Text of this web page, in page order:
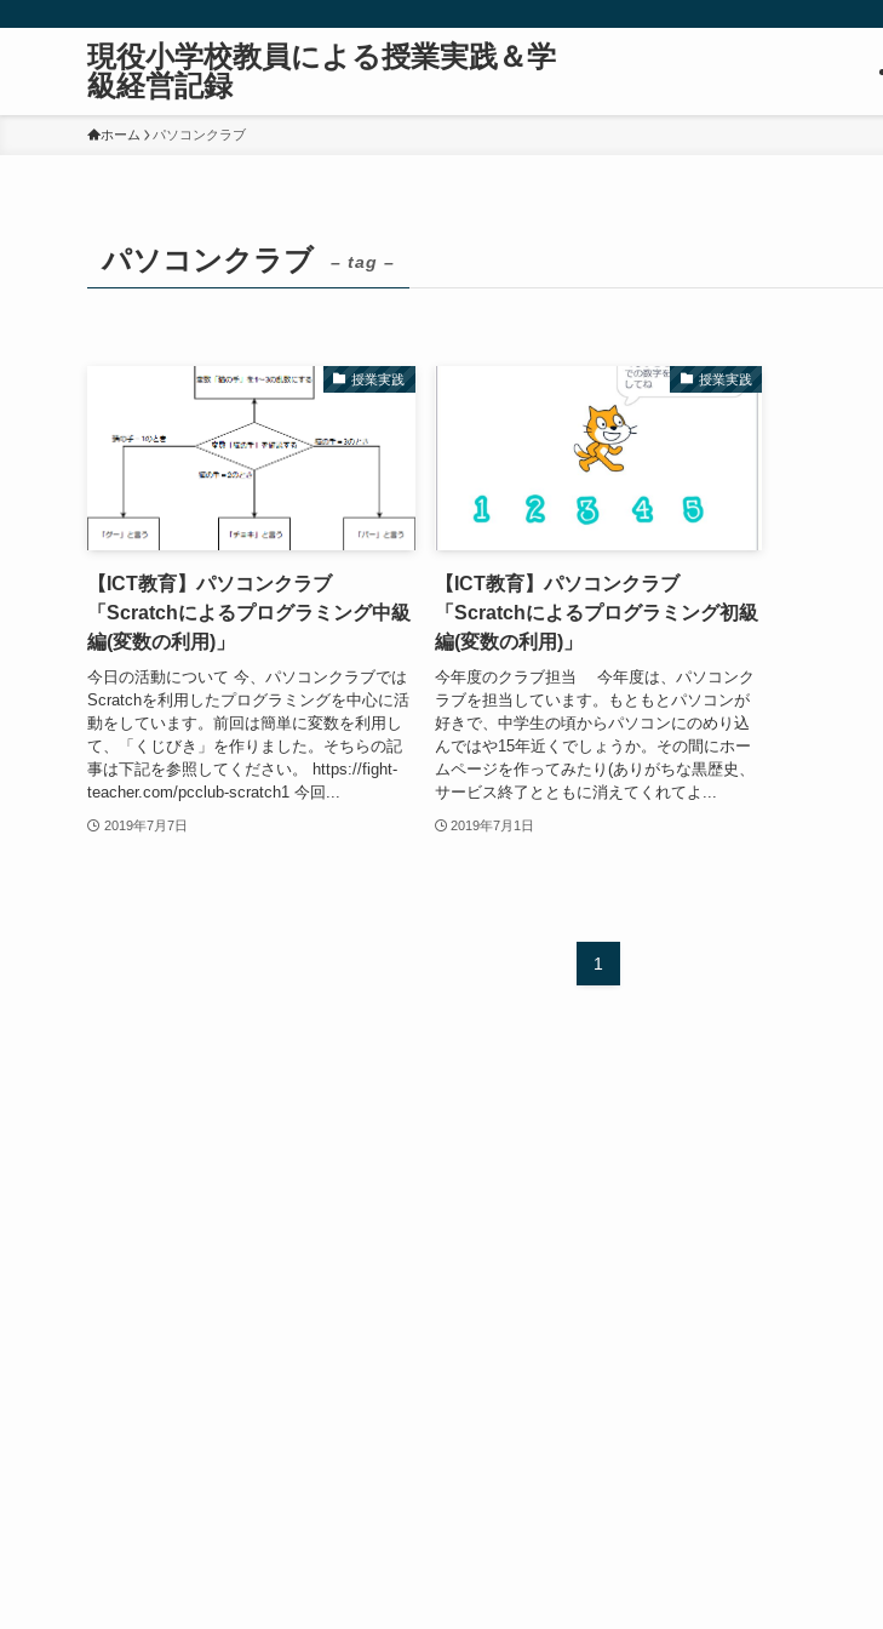
現役小学校教員による授業実践＆学
級経営記録
ホーム パソコンクラブ
パソコンクラブ – tag –
授業実践
【ICT教育】パソコンクラブ
「Scratchによるプログラミング中級
編(変数の利用)」
今日の活動について 今、パソコンクラブでは
Scratchを利用したプログラミングを中心に活
動をしています。前回は簡単に変数を利用し
て、「くじびき」を作りました。そちらの記
事は下記を参照してください。 https://fight-
teacher.com/pcclub-scratch1 今回...
2019年7月7日
授業実践
【ICT教育】パソコンクラブ
「Scratchによるプログラミング初級
編(変数の利用)」
今年度のクラブ担当 今年度は、パソコンク
ラブを担当しています。もともとパソコンが
好きで、中学生の頃からパソコンにのめり込
んではや15年近くでしょうか。その間にホー
ムページを作ってみたり(ありがちな黒歴史、
サービス終了とともに消えてくれてよ...
2019年7月1日
1